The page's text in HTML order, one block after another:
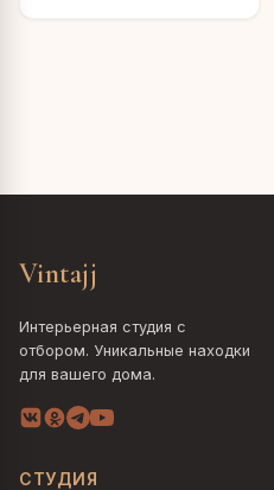
Vintajj
Интерьерная студия с
отбором. Уникальные находки
для вашего дома.
СТУДИЯ